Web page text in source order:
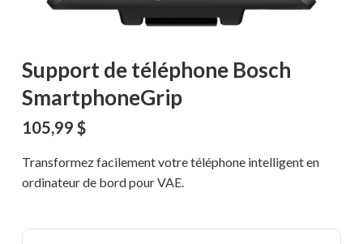
Support de téléphone Bosch
SmartphoneGrip
105,99 $
Transformez facilement votre téléphone intelligent en
ordinateur de bord pour VAE.